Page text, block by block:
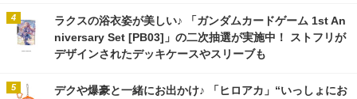
ラクスの浴衣姿が美しい♪ 「ガンダムカードゲーム 1st An
niversary Set [PB03]」の二次抽選が実施中！ ストフリが
デザインされたデッキケースやスリーブも
デクや爆豪と一緒にお出かけ♪ 「ヒロアカ」“いっしょにお